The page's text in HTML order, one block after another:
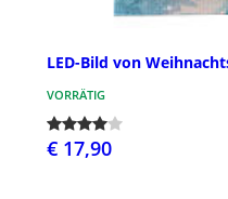
LED-Bild von
VORRÄTIG
€ 17,90